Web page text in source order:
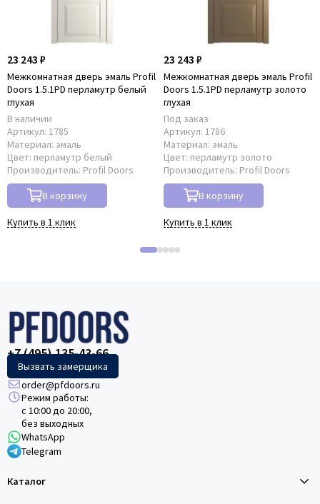
23 243 ₽
Межкомнатная дверь эмаль Profil
Doors 1.5.1PD перламутр белый
глухая
В наличии
Артикул: 1785
Материал: эмаль
Цвет: перламутр белый
Производитель: Profil Doors
В корзину
Купить в 1 клик
23 243 ₽
Межкомнатная дверь эмаль Profil
Doors 1.5.1PD перламутр золото
глухая
Под заказ
Артикул: 1786
Материал: эмаль
Цвет: перламутр золото
Производитель: Profil Doors
В корзину
Купить в 1 клик
+7 (495) 135-43-66
Вызвать замерщика
order@pfdoors.ru
Режим работы:
с 10:00 до 20:00,
без выходных
WhatsApp
Telegram
Каталог